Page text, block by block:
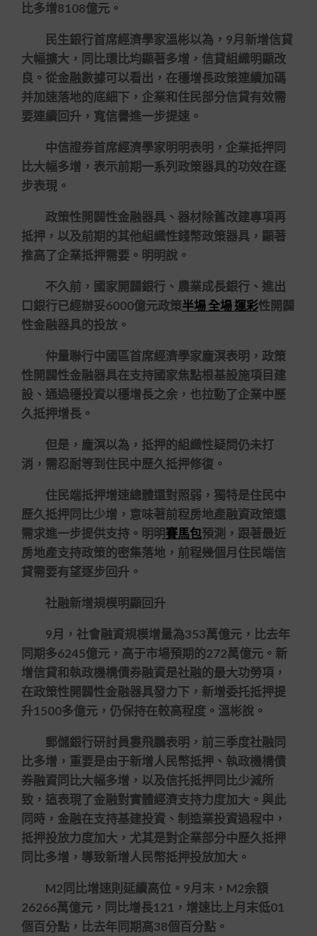
比多增8108億元。
民生銀行首席經濟學家溫彬以為，9月新增信貸
大幅擴大，同比環比均顯著多增，信貸組織明顯改
良。從金融數據可以看出，在穩增長政策連續加碼
并加速落地的底細下，企業和住民部分信貸有效需
要連續回升，寬信譽進一步提速。
中信證券首席經濟學家明明表明，企業抵押同
比大幅多增，表示前期一系列政策器具的功效在逐
步表現。
政策性開闢性金融器具、器材除舊改建專項再
抵押，以及前期的其他組織性錢幣政策器具，顯著
推高了企業抵押需要。明明說。
不久前，國家開闢銀行、農業成長銀行、進出
口銀行已經辦妥6000億元政策半場 全場 運彩性開闢
性金融器具的投放。
仲量聯行中國區首席經濟學家龐溟表明，政策
性開闢性金融器具在支持國家焦點根基設施項目建
設、通過穩投資以穩增長之余，也拉動了企業中歷
久抵押增長。
但是，龐溟以為，抵押的組織性疑問仍未打
消，需忍耐等到住民中歷久抵押修復。
住民端抵押增速總體還對照弱，獨特是住民中
歷久抵押同比少增，意味著前程房地產融資政策還
需求進一步提供支持。明明賽馬包預測，跟著最近
房地產支持政策的密集落地，前程幾個月住民端信
貸需要有望逐步回升。
社融新增規模明顯回升
9月，社會融資規模增量為353萬億元，比去年
同期多6245億元，高于市場預期的272萬億元。新
增信貸和執政機構債券融資是社融的最大功勞項，
在政策性開闢性金融器具發力下，新增委托抵押提
升1500多億元，仍保持在較高程度。溫彬說。
郵儲銀行研討員婁飛鵬表明，前三季度社融同
比多增，重要是由于新增人民幣抵押、執政機構債
券融資同比大幅多增，以及信托抵押同比少減所
致，這表現了金融對實體經濟支持力度加大。與此
同時，金融在支持基建投資、制造業投資過程中，
抵押投放力度加大，尤其是對企業部分中歷久抵押
同比多增，導致新增人民幣抵押投放加大。
M2同比增速則延續高位。9月末，M2余額
26266萬億元，同比增長121，增速比上月末低01
個百分點，比去年同期高38個百分點。